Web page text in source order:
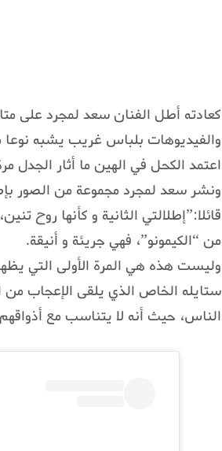
كعادته أطل الفنان سعد لمجرد على
والفيديوهات بلباس غريب يشبه نوعا
اعتمد الكحل في الهين ما أثار الجدل
ونشر سعد لمجرد مجموعة من الصور
قائلا:”إطلالتي الثانية و كأنها روح
من “الكيمونو”، فهي جريئة و أنيقة.
وليست هذه هي المرة الأولى التي
ستايله الخاص الذي يلقى الإعجاب من
الناس، حيث أنه لا يتناسب مع